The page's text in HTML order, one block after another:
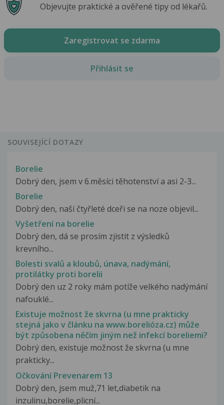
Objevujte praktické a ověřené tipy od lékařů.
Zaregistrovat se zdarma
Přihlásit se
SOUVISEJÍCÍ DOTAZY
Borelie
Dobrý den, jsem v 6.měsíci těhotenství a asi 2-3...
Borelie
Dobrý den, naší čtyřleté dceři se na noze objevil...
Vyšetření na borelie
Dobrý den, dá se prosím zjistit z výsledků
krevního...
Bolesti svalů a kloubů, únava, nadýmání,
protilátky proti borelii
Dobrý den uz 2 roky mám potíže velkého nadýmání
nafouklé...
Existuje možnost že skvrna (u mne prakticky
stejná jako v článku na www.borelióza.cz) může
být způsobena něčím jiným než infekcí boreliemi?
Dobrý den, existuje možnost že skvrna (u mne
prakticky...
Očkování Prevenarem 13
Dobrý den, jsem muž,71 let,diabetik na
inzulinu,borelie,plicní...